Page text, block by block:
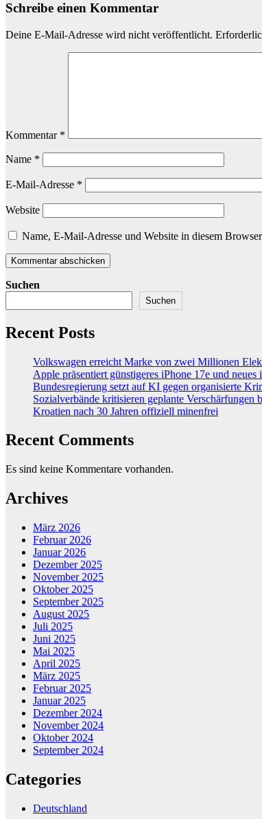
Schreibe einen Kommentar
Deine E-Mail-Adresse wird nicht veröffentlicht.
Kommentar *
Name *
E-Mail-Adresse *
Website
Name, E-Mail-Adresse und Website in diesem
Suchen
Suchen
Recent Posts
Volkswagen erreicht Marke von zwei Millionen
Apple präsentiert günstigeres iPhone 17e und
Bundesregierung setzt auf KI gegen organisierte
Sozialverbände kritisieren geplante Verschärfungen
Kroatien nach 30 Jahren offiziell minenfrei
Recent Comments
Es sind keine Kommentare vorhanden.
Archives
März 2026
Februar 2026
Januar 2026
Dezember 2025
November 2025
Oktober 2025
September 2025
August 2025
Juli 2025
Juni 2025
Mai 2025
April 2025
März 2025
Februar 2025
Januar 2025
Dezember 2024
November 2024
Oktober 2024
September 2024
Categories
Deutschland